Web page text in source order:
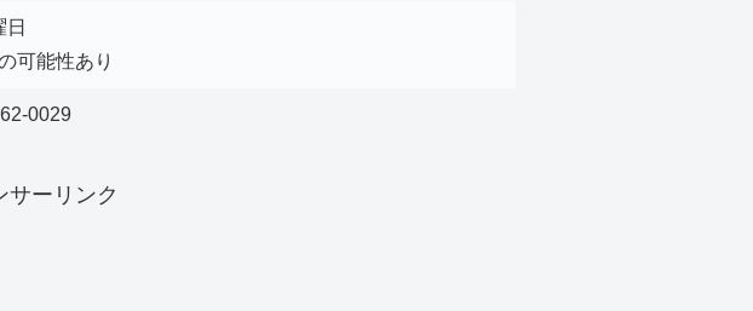
日
可能性あり
0029
サーリンク